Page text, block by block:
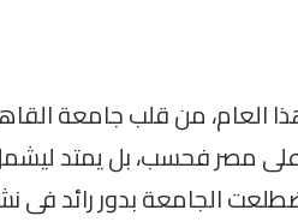
العام، من قلب جامعة
على مصر فحسب، بل يمتد
والشرق الأوسط. فمنذ تأسيسها عام 1908؛ اضطلعت الجامعة بدور رائد